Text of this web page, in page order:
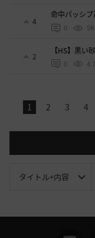
4
命中パッシ
0 5K
2
【HS】黒い
0
1 2 3 4